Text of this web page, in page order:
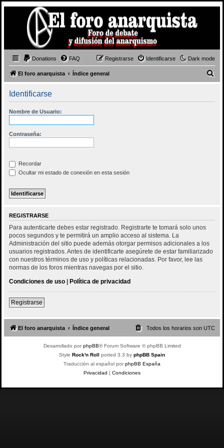
Dark mode
Donations FAQ Identificarse
Registrarse
El foro anarquista Índice general
Identificarse
Nombre de Usuario:
Contraseña:
Recordar
Ocultar mi estado de conexión en esta sesión
REGISTRARSE
Para autenticarte debes estar registrado. Registrarte te tomará solo unos
pocos segundos y te permitirá un amplio acceso al sistema. La
Administración del sitio puede además otorgar permisos adicionales a los
usuarios registrados. Antes de identificarte asegúrete de estar familiarizado
con nuestros términos de uso y políticas relacionadas. Por favor, lee las
normas de los foros mientras navegas por el sitio.
Condiciones de uso | Política de privacidad
Registrarse
El foro anarquista Índice general Todos los horarios son UTC
Desarrollado porphpBB® Forum Software © phpBB Limited
Style Rock'n Roll ported 3.3 by phpBB Spain
Traducción al español porphpBB España
Privacidad | Condiciones